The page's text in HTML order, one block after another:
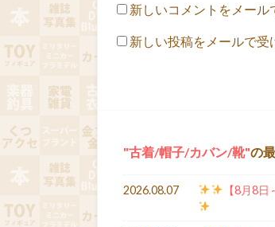
新しいコメントをメール
新しい投稿をメールで受
古着/帽子/カバン/靴 の
2026.08.07 【8月8